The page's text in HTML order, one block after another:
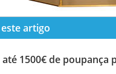
artigo
até 1500€ de poupança